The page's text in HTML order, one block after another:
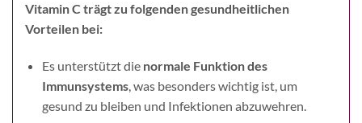
Vitamin C trägt zu folgenden gesundheitlichen
Vorteilen bei:
Es unterstützt die normale Funktion des
Immunsystems, was besonders wichtig ist, um
gesund zu bleiben und Infektionen abzuwehren.